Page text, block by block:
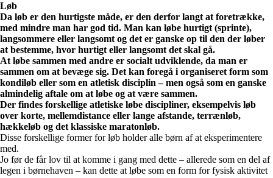
Løb
Da løb er den hurtigste måde, er den derfor langt at foretrække,
med mindre man har god tid. Man kan løbe hurtigt (sprinte),
langsommere eller langsomt og det er ganske op til den der løber
at bestemme, hvor hurtigt eller langsomt det skal gå.
At løbe sammen med andre er socialt udviklende, da man er
sammen om at bevæge sig. Det kan foregå i organiseret form som
kondiløb eller som en atletisk disciplin – men også som en ganske
almindelig aftale om at løbe og at være sammen.
Der findes forskellige atletiske løbe discipliner, eksempelvis løb
over korte, mellemdistance eller lange afstande, terrænløb,
hækkeløb og det klassiske maratonløb.
Disse forskellige former for løb holder alle børn af at eksperimentere
med.
Jo før de får lov til at komme i gang med dette – allerede som en del af
legen i børnehaven – kan dette at løbe som en form for fysisk aktivitet